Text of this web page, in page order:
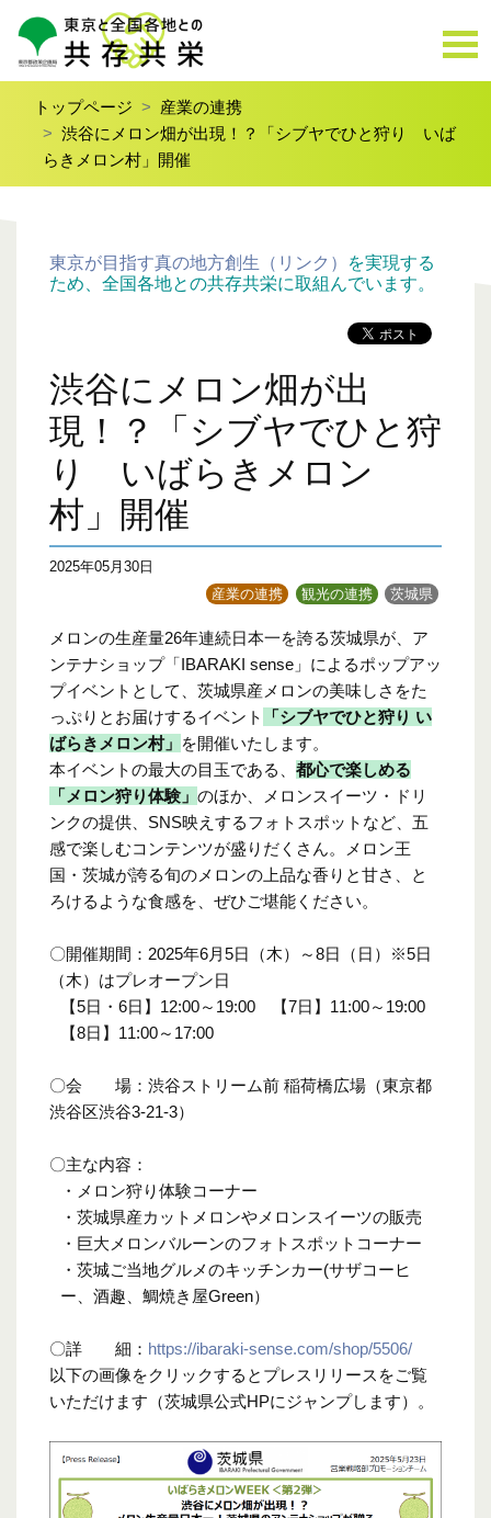
トップページ
産業の連携
渋谷にメロン畑が出現！？「シブヤでひと狩り いば
らきメロン村」開催
東京が目指す真の地方創生（リンク）
を実現する
ため、全国各地との共存共栄に取組んでいます。
渋谷にメロン畑が出
現！？「シブヤでひと狩
り いばらきメロン
村」開催
2025年05月30日
産業の連携
観光の連携 茨城県
メロンの生産量26年連続日本一を誇る茨城県が、ア
ンテナショップ「IBARAKI sense」によるポップアッ
プイベントとして、茨城県産メロンの美味しさをた
っぷりとお届けするイベント
「シブヤでひと狩り い
ばらきメロン村」 を開催いたします。
本イベントの最大の目玉である、 都心で楽しめる
「メロン狩り体験」 のほか、メロンスイーツ・ドリ
ンクの提供、SNS映えするフォトスポットなど、五
感で楽しむコンテンツが盛りだくさん。メロン王
国・茨城が誇る旬のメロンの上品な香りと甘さ、と
ろけるような食感を、ぜひご堪能ください。
〇開催期間：2025年6月5日（木）～8日（日）※5日
（木）はプレオープン日
【5日・6日】12:00～19:00 【7日】11:00～19:00
【8日】11:00～17:00
〇会 場：渋谷ストリーム前 稲荷橋広場（東京都
渋谷区渋谷3-21-3）
〇主な内容：
・メロン狩り体験コーナー
・茨城県産カットメロンやメロンスイーツの販売
・巨大メロンバルーンのフォトスポットコーナー
・茨城ご当地グルメのキッチンカー(サザコーヒ
ー、酒趣、鯛焼き屋Green）
〇詳 細： https://ibaraki-sense.com/shop/5506/
以下の画像をクリックするとプレスリリースをご覧
いただけます（茨城県公式HPにジャンプします）。